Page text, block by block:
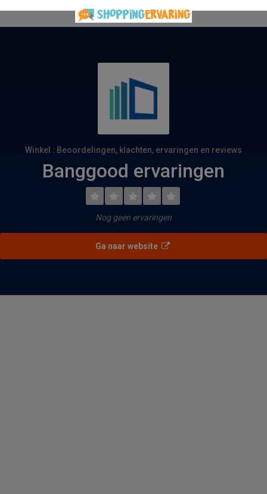
Winkel : Beoordelingen, klachten, ervaringen en reviews
Banggood ervaringen
Nog geen ervaringen
Ga naar website